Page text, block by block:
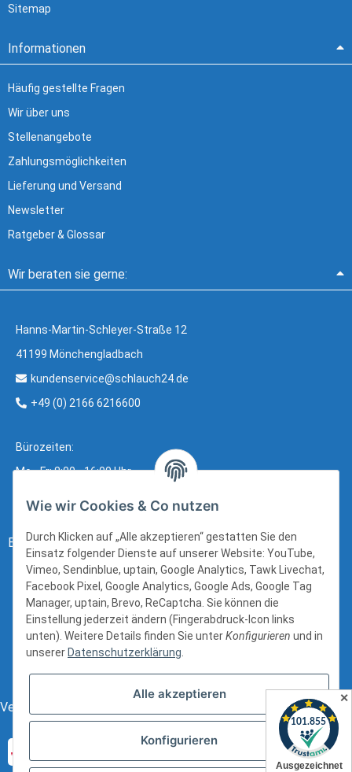
Sitemap
Informationen
Häufig gestellte Fragen
Wir über uns
Stellenangebote
Zahlungsmöglichkeiten
Lieferung und Versand
Newsletter
Ratgeber & Glossar
Wir beraten sie gerne:
Hanns-Martin-Schleyer-Straße 12
41199 Mönchengladbach
kundenservice@schlauch24.de
+49 (0) 2166 6216600
Bürozeiten:
Mo - Fr: 8:00 - 16:00 Uhr
Bezahlung:
Versand:
Wie wir Cookies & Co nutzen
Durch Klicken auf „Alle akzeptieren“ gestatten Sie den
Einsatz folgender Dienste auf unserer Website: YouTube,
Vimeo, Sendinblue, uptain, Google Analytics, Tawk Livechat,
Facebook Pixel, Google Analytics, Google Ads, Google Tag
Manager, uptain, Brevo, ReCaptcha. Sie können die
Einstellung jederzeit ändern (Fingerabdruck-Icon links
unten). Weitere Details finden Sie unterKonfigurieren und in
unserer Datenschutzerklärung.
Alle akzeptieren
Konfigurieren
✕